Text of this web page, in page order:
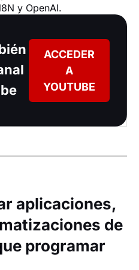
y OpenAI.
ACCEDER
A
YOUTUBE
aplicaciones,
de
programar